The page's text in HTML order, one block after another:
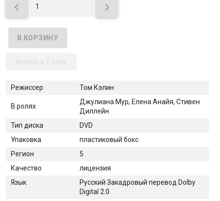
 
Режиссер Том Кэлин
В ролях
Джулиана Мур, Елена Анайя, Стивен
Диллейн
Тип диска
DVD
Упаковка
пластиковый бокс
Регион
5
Качество
лицензия
Язык
Русский Закадровый перевод Dolby
Digital 2.0